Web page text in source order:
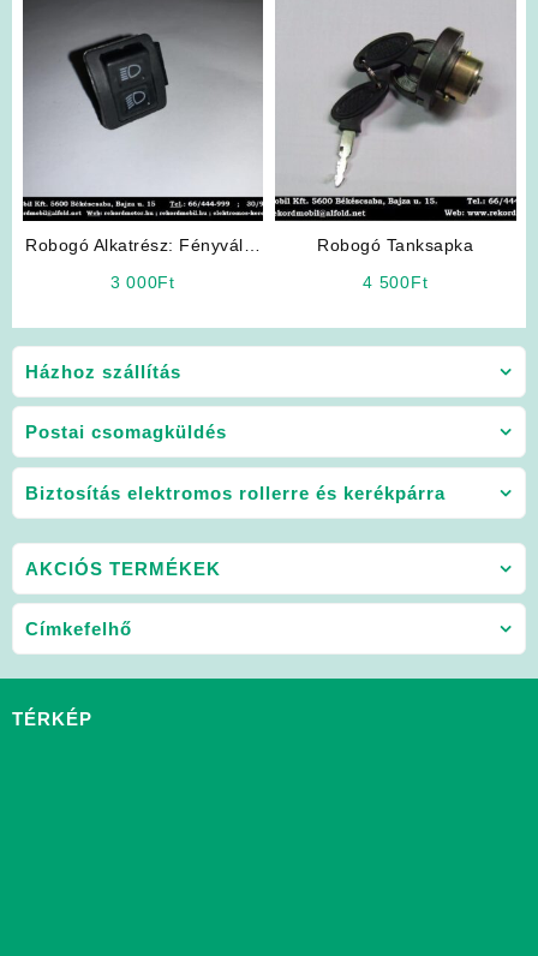
Házhoz szállítás
Postai csomagküldés
Biztosítás elektromos rollerre és kerékpárra
Robogó Alkatrész: Fényváltó
3 000Ft
Robogó Tanksapka
4 500Ft
AKCIÓS TERMÉKEK
Címkefelhő
TÉRKÉP